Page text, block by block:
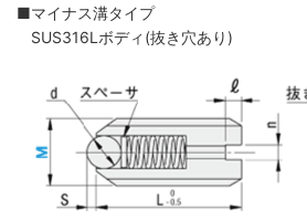
■マイナス溝タイプ
SUS316Lボディ(抜き穴あり)